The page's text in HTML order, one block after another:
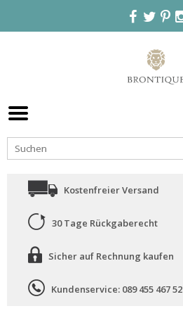
Kostenfreier Versand
30 Tage Rückgaberecht
Sicher auf Rechnung kaufen
Kundenservice: 089 455 467 52